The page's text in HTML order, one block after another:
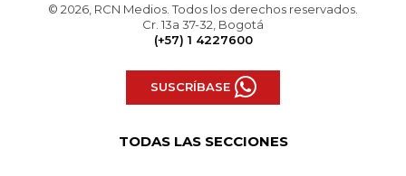
© 2026, RCN Medios. Todos los derechos reservados.
Cr. 13a 37-32, Bogotá
(+57) 1 4227600
SUSCRÍBASE
TODAS LAS SECCIONES